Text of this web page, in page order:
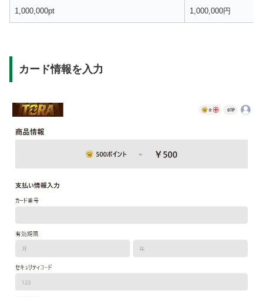
1,000,000pt 1,000,000円
カード情報を入力